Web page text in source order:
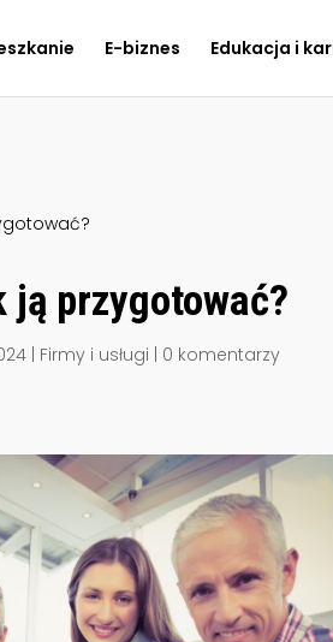
E-biznes Edukacja i
przygotować?
Firmy i usługi 0 komentarzy